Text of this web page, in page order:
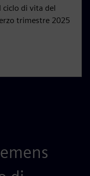
ciclo di vita del
trimestre 2025